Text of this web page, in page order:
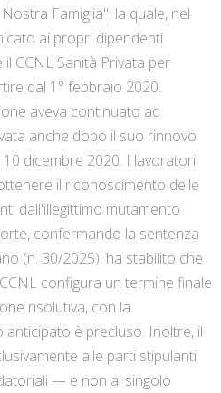
Famiglia", la quale, nel
ai propri dipendenti
CCNL Sanità Privata per
dal 1° febbraio 2020.
aveva continuato ad
anche dopo il suo rinnovo
dicembre 2020. I lavoratori
il riconoscimento delle
dall'illegittimo mutamento
confermando la sentenza
(n. 30/2025), ha stabilito che
configura un termine finale
risolutiva, con la
è precluso. Inoltre, il
alle parti stipulanti
— e non al singolo